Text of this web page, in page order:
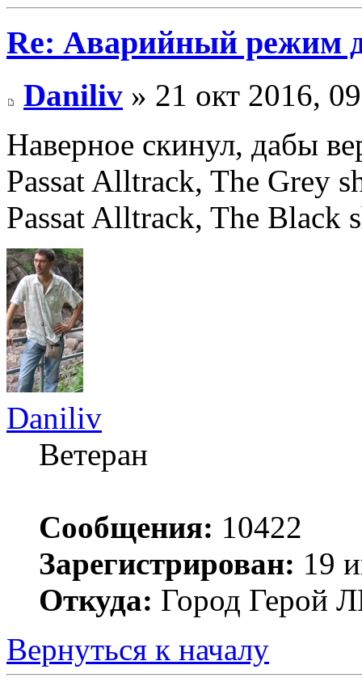
Re: Аварийный режим
Daniliv » 21 окт 2016,
Наверное скинул, дабы
Passat Alltrack, The Grey
Passat Alltrack, The Black
Daniliv
Ветеран
Сообщения: 10422
Зарегистрирован: 19
Откуда: Город Герой
Вернуться к началу